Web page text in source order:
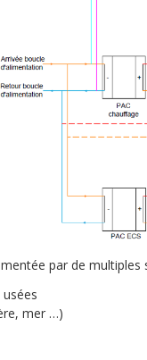
par de
usées
mer …)